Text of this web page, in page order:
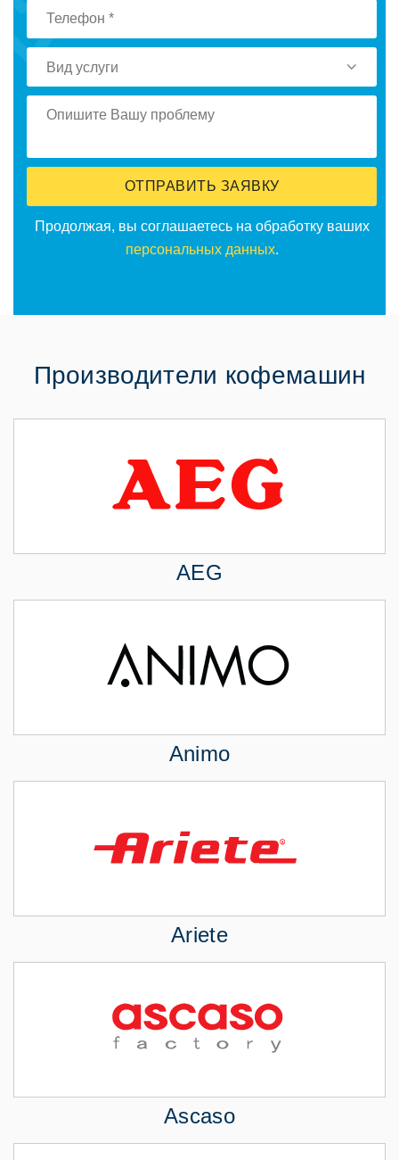
Вид услуги
ОТПРАВИТЬ ЗАЯВКУ
Продолжая, вы соглашаетесь на обработку ваших
персональных данных.
Производители кофемашин
AEG
Animo
Ariete
Ascaso